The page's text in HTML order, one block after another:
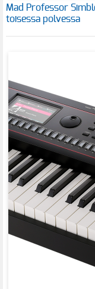
Mad Professor
toisessa polvessa